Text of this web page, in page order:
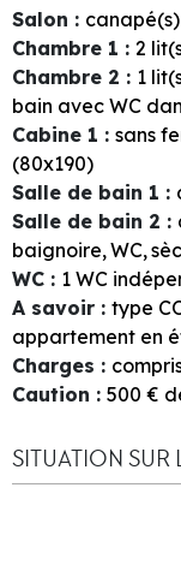
Salon :
Chambre 1 : 2
Chambre 2 : 1
bain avec WC
Cabine 1 : sans
(80x190)
Salle de bain 1 :
Salle de bain 2 :
baignoire WC
WC : 1 WC
A savoir : type
appartement en
Charges :
Caution : 500 €
SITUATION SUR